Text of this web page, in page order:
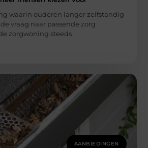
waarin ouderen langer zelfstandig
vraag naar passende zorg
zorgwoning steeds
AANBIEDINGEN